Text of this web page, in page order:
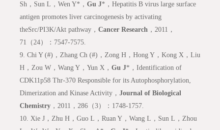
Sh，Sun L，Wen Y*， Gu J*，Hepatitis B virus large surface
antigen promotes liver carcinogenesis by activating
theSrc/PI3K/Akt pathway， Cancer Research ，2011，
71（24）：7547-7575.
9. Chi Y (#)，Zhang Ch (#)，Zong H，Hong Y，Kong X，Liu
H，Zou W，Wang Y，Yun X， Gu J*，Identification of
CDK11p58 Thr-370 Responsible for its Autophosphorylation,
Dimerization and Kinase Activity， Journal of Biological
Chemistry ，2011，286（3）：1748-1757.
10. Xie J，Zhu H，Guo L，Ruan Y，Wang L，Sun L，Zhou